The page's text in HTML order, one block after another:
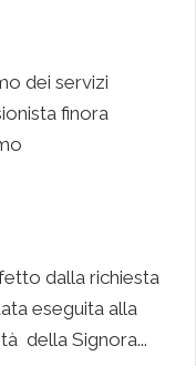
had several
any
the sessions
reliable.
and in sending
a human point of
goes to dr.
who I highly
dei servizi
finora
dalla richiesta
eseguita alla
della Signora...